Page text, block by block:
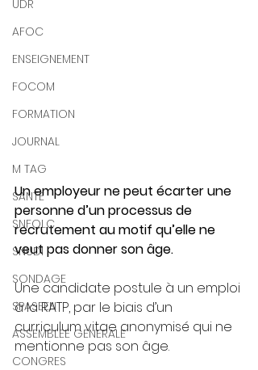
UDR
AFOC
ENSEIGNEMENT
FOCOM
FORMATION
JOURNAL
M TAG
SANTE
SNFOLC
SNUDI
SONDAGE
SPASEEN
ASSEMBLEE GENERALE
CONGRES
Un employeur ne peut écarter une
personne d’un processus de
recrutement au motif qu’elle ne
veut pas donner son âge.
Une candidate postule à un emploi
à la RATP, par le biais d’un
curriculum vitae anonymisé qui ne
mentionne pas son âge.